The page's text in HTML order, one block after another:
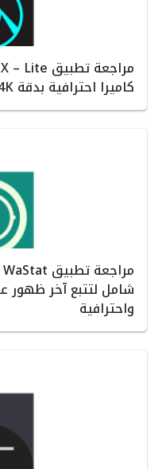
كاميرا احترافية بدقة 4K
شامل لتتبع آخر
واحترافية